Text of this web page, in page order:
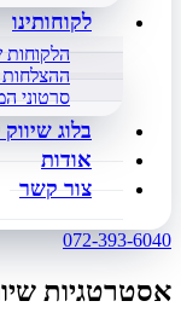
לקוחותינו
הלקוחות
ההצלחות
סרטוני
בלוג
אודות
צור קשר
072-393-6040
אסטרטגיות